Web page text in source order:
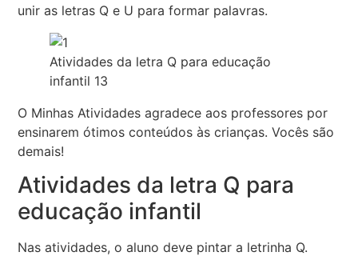
unir as letras Q e U para formar palavras.
Atividades da letra Q para educação
infantil 13
O Minhas Atividades agradece aos professores por
ensinarem ótimos conteúdos às crianças. Vocês são
demais!
Atividades da letra Q para
educação infantil
Nas atividades, o aluno deve pintar a letrinha Q.